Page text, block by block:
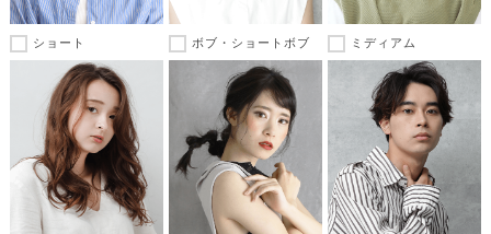
ショート ボブ・ショートボブ ミディアム